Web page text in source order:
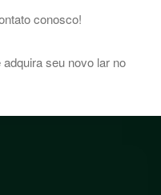
conosco!
seu novo lar no